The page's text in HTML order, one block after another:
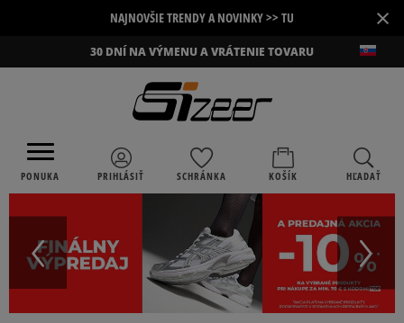
NAJNOVŠIE TRENDY A NOVINKY >> TU ×
30 DNÍ NA VÝMENU A VRÁTENIE TOVARU
PONUKA PRIHLÁSIŤ SCHRÁNKA KOŠÍK HĽADAŤ